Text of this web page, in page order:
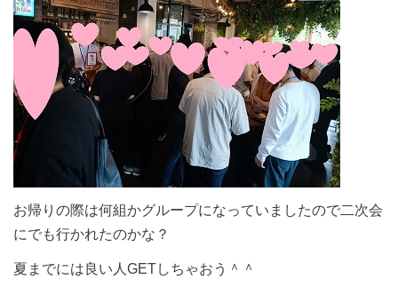
お帰りの際は何組かグループになっていましたので二次会
にでも行かれたのかな？
夏までには良い人GETしちゃおう＾＾